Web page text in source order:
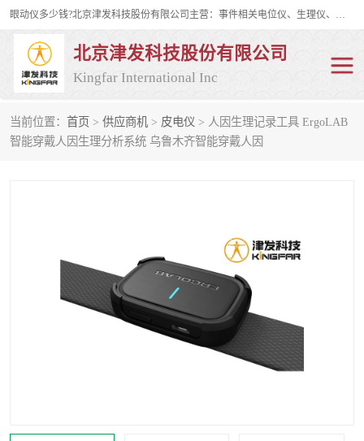
眼动仪多少钱?北京津发科技股份有限公司主营：事件相关电位仪、生理仪、肌电仪、脑电仪、皮电仪、眼动仪；是国家级高新技术企业、科技部认定的科技型中小企业和中关村高新技术企业，具备保密资格，具备自主进出口经营权；自主研发技术、产品与服务荣获多项省部级科学技术奖励、国家发明专利、国家软件著作权和省部级新技术新产品（服务）认证。
北京津发科技股份有限公司
Kingfar International Inc
当前位置： 首页 > 供应商机 > 皮电仪 > 人因生理记录工具 ErgoLAB
智能穿戴人因生理分析系统 乌鲁木齐智能穿戴人因
皮电仪 脑电仪
行为观察与表情分析 动作捕捉与生物力学
情绪与生理记录 人机交互实验室
神经营销与消费行为实验 车俩与驾驶模拟